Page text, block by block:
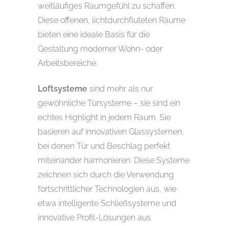
weitläufiges Raumgefühl zu schaffen.
Diese offenen, lichtdurchfluteten Räume
bieten eine ideale Basis für die
Gestaltung moderner Wohn- oder
Arbeitsbereiche.
Loftsysteme sind mehr als nur
gewöhnliche Türsysteme – sie sind ein
echtes Highlight in jedem Raum. Sie
basieren auf innovativen Glassystemen,
bei denen Tür und Beschlag perfekt
miteinander harmonieren. Diese Systeme
zeichnen sich durch die Verwendung
fortschrittlicher Technologien aus, wie
etwa intelligente Schließsysteme und
innovative Profil-Lösungen aus